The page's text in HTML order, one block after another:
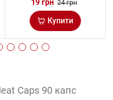
19 грн 24 грн
Купити
Caps 90 капс